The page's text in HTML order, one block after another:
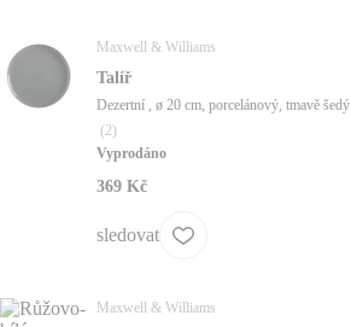
Maxwell & Williams
Talíř
Dezertní , ø 20 cm, porcelánový, tmavě šedý
(2)
Vyprodáno
369 Kč
sledovat
Maxwell & Williams